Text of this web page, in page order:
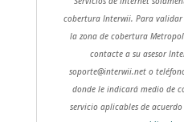
cobertura Interwii. Para
la zona de cobertura
contacte a su asesor
soporte@interwii.net o
donde le indicará medio de
servicio aplicables de